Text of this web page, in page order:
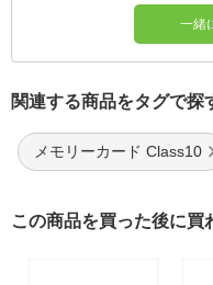
一緒
関連する商品をタグで探
メモリーカード Class10
この商品を買った後に買